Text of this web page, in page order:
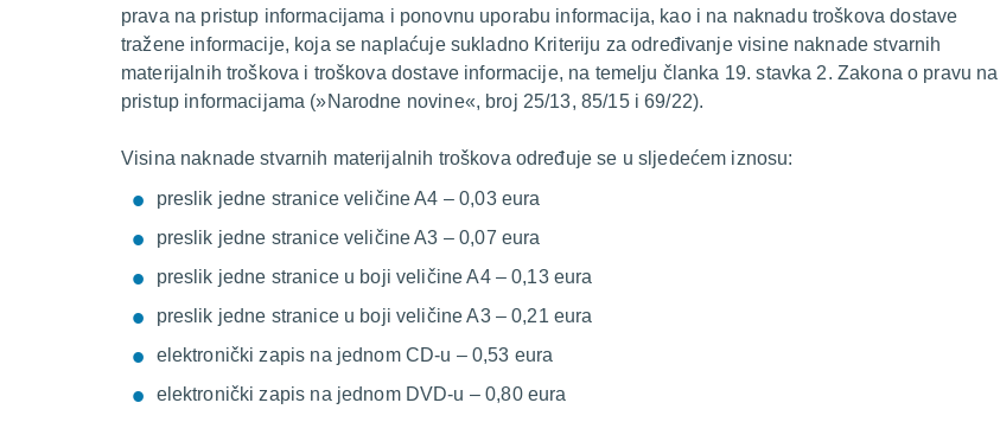
prava na pristup informacijama i ponovnu uporabu informacija, kao i na naknadu troškova dostave
tražene informacije, koja se naplaćuje sukladno Kriteriju za određivanje visine naknade stvarnih
materijalnih troškova i troškova dostave informacije, na temelju članka 19. stavka 2. Zakona o pravu na
pristup informacijama (»Narodne novine«, broj 25/13, 85/15 i 69/22).
Visina naknade stvarnih materijalnih troškova određuje se u sljedećem iznosu:
preslik jedne stranice veličine A4 – 0,03 eura
preslik jedne stranice veličine A3 – 0,07 eura
preslik jedne stranice u boji veličine A4 – 0,13 eura
preslik jedne stranice u boji veličine A3 – 0,21 eura
elektronički zapis na jednom CD-u – 0,53 eura
elektronički zapis na jednom DVD-u – 0,80 eura